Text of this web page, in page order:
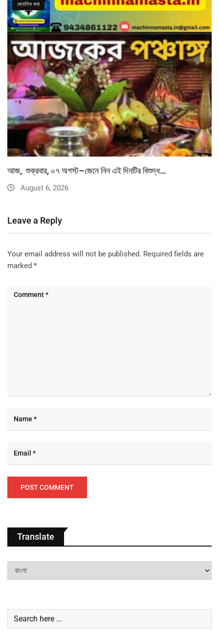
জ্যোতিষ কথা
আজ, শুক্রবার, ০৭ অগস্ট–জেনে নিন এই দিনটির বিশুদ্ধ…
August 6, 2026
Leave a Reply
Your email address will not be published. Required fields are
marked *
Translate